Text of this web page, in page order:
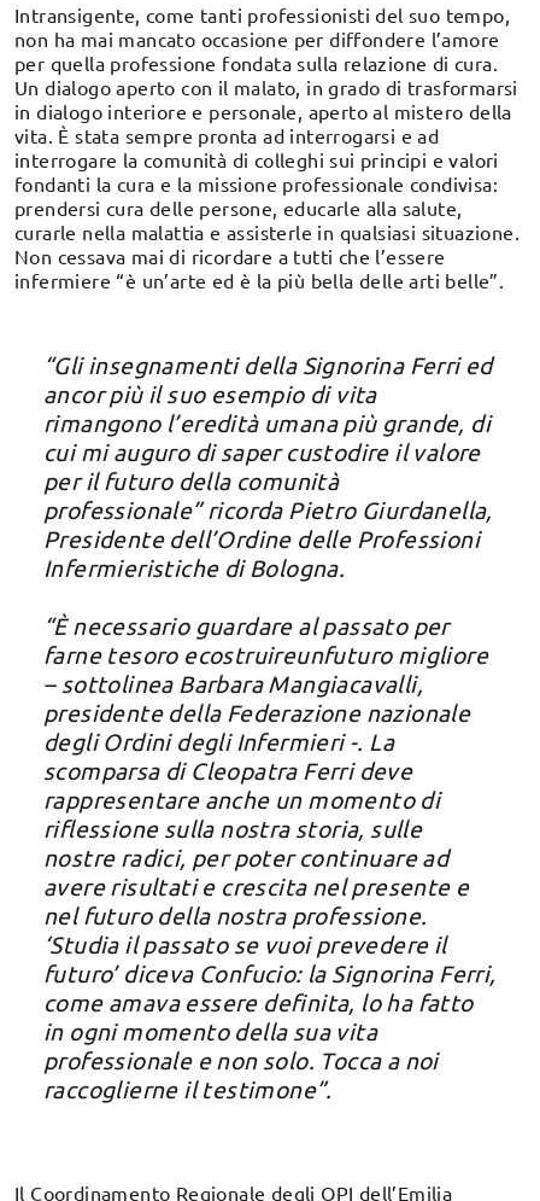
Intransigente, come tanti professionisti del suo tempo,
non ha mai mancato occasione per diffondere l’amore
per quella professione fondata sulla relazione di cura.
Un dialogo aperto con il malato, in grado di trasformarsi
in dialogo interiore e personale, aperto al mistero della
vita. È stata sempre pronta ad interrogarsi e ad
interrogare la comunità di colleghi sui principi e valori
fondanti la cura e la missione professionale condivisa:
prendersi cura delle persone, educarle alla salute,
curarle nella malattia e assisterle in qualsiasi situazione.
Non cessava mai di ricordare a tutti che l’essere
infermiere “è un’arte ed è la più bella delle arti belle”.
“Gli insegnamenti della Signorina Ferri ed
ancor più il suo esempio di vita
rimangono l’eredità umana più grande, di
cui mi auguro di saper custodire il valore
per il futuro della comunità
professionale” ricorda Pietro Giurdanella,
Presidente dell’Ordine delle Professioni
Infermieristiche di Bologna.
“È necessario guardare al passato per
farne tesoro ecostruireunfuturo migliore
– sottolinea Barbara Mangiacavalli,
presidente della Federazione nazionale
degli Ordini degli Infermieri -. La
scomparsa di Cleopatra Ferri deve
rappresentare anche un momento di
riflessione sulla nostra storia, sulle
nostre radici, per poter continuare ad
avere risultati e crescita nel presente e
nel futuro della nostra professione.
‘Studia il passato se vuoi prevedere il
futuro’ diceva Confucio: la Signorina Ferri,
come amava essere definita, lo ha fatto
in ogni momento della sua vita
professionale e non solo. Tocca a noi
raccoglierne il testimone”.
Il Coordinamento Regionale degli OPI dell’Emilia